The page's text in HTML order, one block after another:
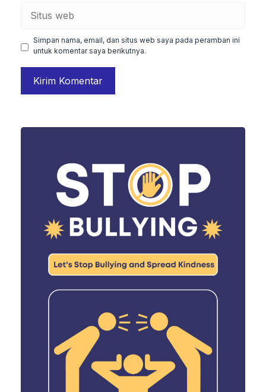
Simpan nama, email, dan situs web saya pada peramban ini
untuk komentar saya berikutnya.